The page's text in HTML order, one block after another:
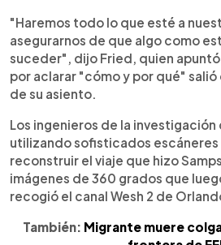
"Haremos todo lo que esté a
asegurarnos de que algo como
suceder", dijo Fried, quien
por aclarar "cómo y por qué"
de su asiento.
Los ingenieros de la investigación
utilizando sofisticados escáneres
reconstruir el viaje que hizo
imágenes de 360 grados que
recogió el canal Wesh 2 de
También: Migrante muere